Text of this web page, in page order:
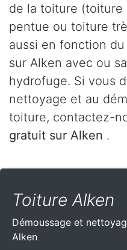
de la toiture (toiture
pentue ou toiture
aussi en fonction
sur Alken avec ou
hydrofuge. Si vous
nettoyage et au
toiture, contactez-
gratuit sur Alken .
Toiture Alken
Démoussage et
Alken